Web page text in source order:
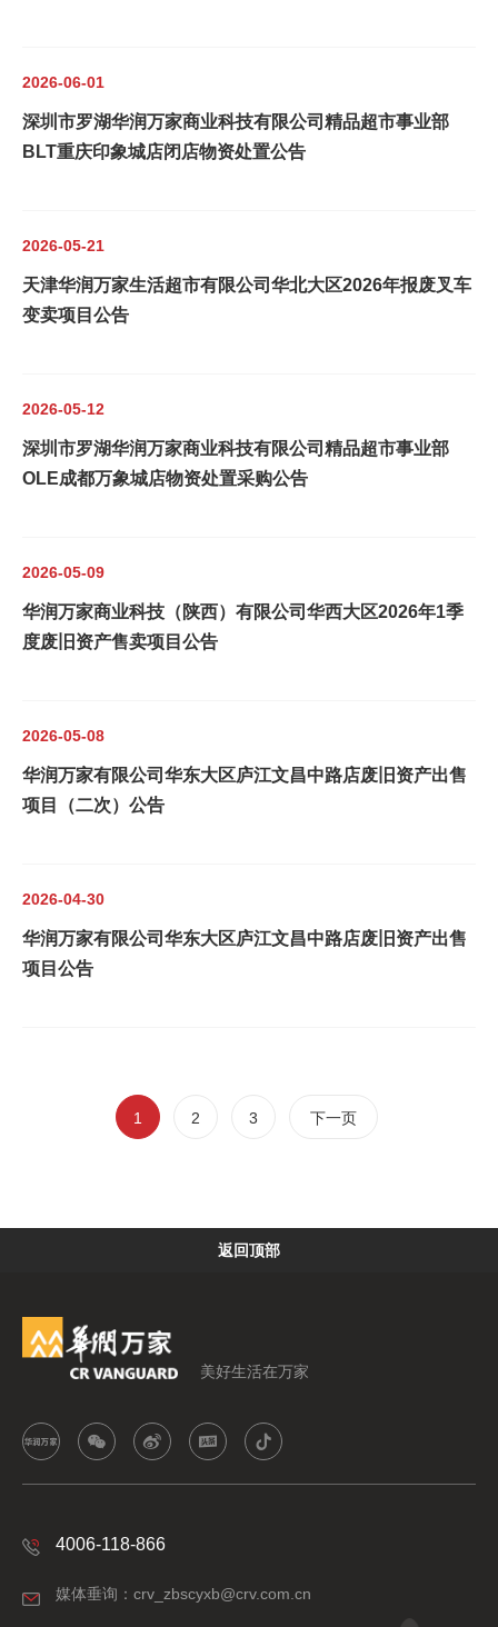
2026-06-01
深圳市罗湖华润万家商业科技有限公司精品超市事业部
BLT重庆印象城店闭店物资处置公告
2026-05-21
天津华润万家生活超市有限公司华北大区2026年报废叉车
变卖项目公告
2026-05-12
深圳市罗湖华润万家商业科技有限公司精品超市事业部
OLE成都万象城店物资处置采购公告
2026-05-09
华润万家商业科技（陕西）有限公司华西大区2026年1季
度废旧资产售卖项目公告
2026-05-08
华润万家有限公司华东大区庐江文昌中路店废旧资产出售
项目（二次）公告
2026-04-30
华润万家有限公司华东大区庐江文昌中路店废旧资产出售
项目公告
1 2 3 下一页
返回顶部
美好生活在万家
4006-118-866
媒体垂询：crv_zbscyxb@crv.com.cn